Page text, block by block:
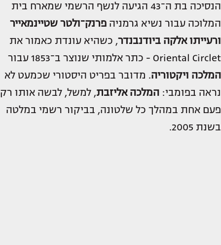
הנסיכה בת ה־43 הגיעה לנשף הרשמי שמארח בית
המלוכה עבור נשיא גרמניה פרנק־ולטר שטיינמאייר
ורעייתו אלקה ביודנבנדר, כשהיא עונדת כאמור את
Oriental Circlet - כתר אלמותי שנוצר ב־1853 עבור
המלכה ויקטוריה. מדובר בפריט היסטורי שכמעט לא
נראה בפומבי: המלכה אליזבת, למשל, לבשה אותו רק
פעם אחת במהלך כל שלטונה, בביקור רשמי במלטה
בשנת 2005.